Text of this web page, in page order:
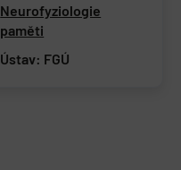
Neurofyziologie
paměti
Ústav: FGÚ